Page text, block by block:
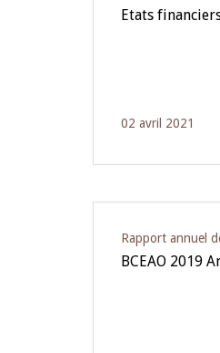
Etats
02 avril 2021
Rapport annuel
BCEAO 2019